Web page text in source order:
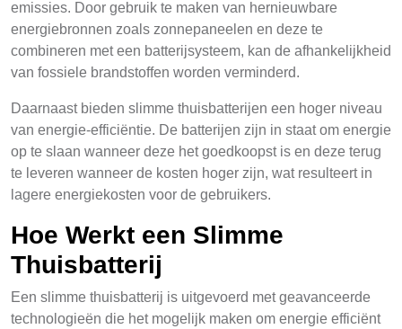
emissies. Door gebruik te maken van hernieuwbare
energiebronnen zoals zonnepaneelen en deze te
combineren met een batterijsysteem, kan de afhankelijkheid
van fossiele brandstoffen worden verminderd.
Daarnaast bieden slimme thuisbatterijen een hoger niveau
van energie-efficiëntie. De batterijen zijn in staat om energie
op te slaan wanneer deze het goedkoopst is en deze terug
te leveren wanneer de kosten hoger zijn, wat resulteert in
lagere energiekosten voor de gebruikers.
Hoe Werkt een Slimme
Thuisbatterij
Een slimme thuisbatterij is uitgevoerd met geavanceerde
technologieën die het mogelijk maken om energie efficiënt